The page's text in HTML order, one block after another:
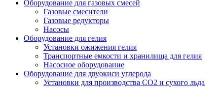
Оборудование для газовых смесей
Газовые смесители
Газовые редукторы
Насосы
Оборудование для гелия
Установки ожижения гелия
Транспортные емкости и хранилища для гелия
Насосное оборудование
Оборудование для двуокиси углерода
Установки для производства СО2 и сухого льда